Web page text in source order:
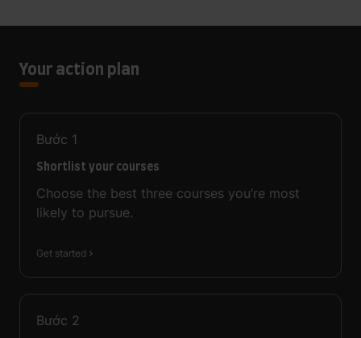
Your action plan
Bước 1
Shortlist your courses
Choose the best three courses you’re most
likely to pursue.
Get started
Bước 2